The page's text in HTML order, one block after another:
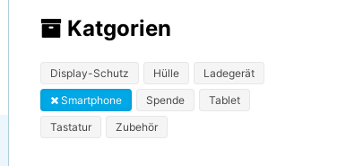
Katgorien
Display-Schutz Hülle
Ladegerät
Smartphone
Spende
Tablet
Tastatur
Zubehör